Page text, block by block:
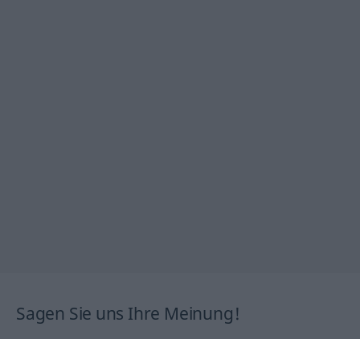
Sagen Sie uns Ihre Meinung!